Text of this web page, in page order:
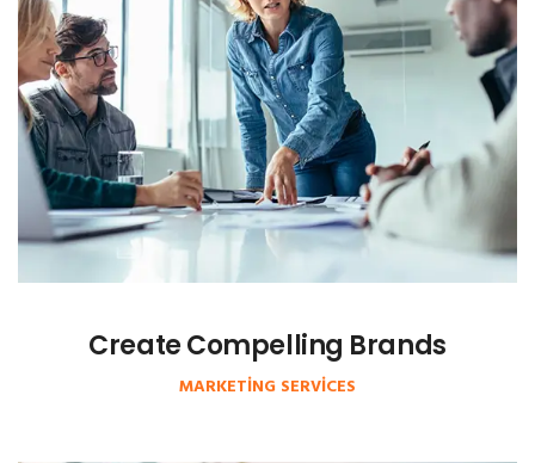
Create Compelling Brands
MARKETING SERVICES